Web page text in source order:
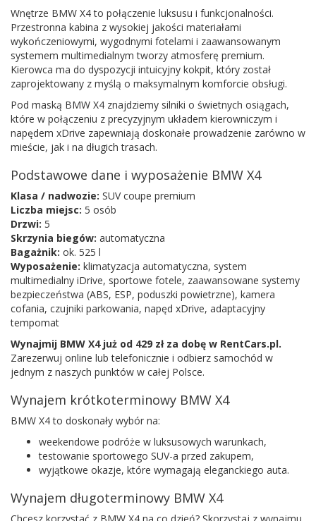
Wnętrze BMW X4 to połączenie luksusu i funkcjonalności.
Przestronna kabina z wysokiej jakości materiałami
wykończeniowymi, wygodnymi fotelami i zaawansowanym
systemem multimedialnym tworzy atmosferę premium.
Kierowca ma do dyspozycji intuicyjny kokpit, który został
zaprojektowany z myślą o maksymalnym komforcie obsługi.
Pod maską BMW X4 znajdziemy silniki o świetnych osiągach,
które w połączeniu z precyzyjnym układem kierowniczym i
napędem xDrive zapewniają doskonałe prowadzenie zarówno w
mieście, jak i na długich trasach.
Podstawowe dane i wyposażenie BMW X4
Klasa / nadwozie: SUV coupe premium
Liczba miejsc: 5 osób
Drzwi: 5
Skrzynia biegów: automatyczna
Bagażnik: ok. 525 l
Wyposażenie: klimatyzacja automatyczna, system
multimedialny iDrive, sportowe fotele, zaawansowane systemy
bezpieczeństwa (ABS, ESP, poduszki powietrzne), kamera
cofania, czujniki parkowania, napęd xDrive, adaptacyjny
tempomat
Wynajmij BMW X4 już od 429 zł za dobę w RentCars.pl.
Zarezerwuj online lub telefonicznie i odbierz samochód w
jednym z naszych punktów w całej Polsce.
Wynajem krótkoterminowy BMW X4
BMW X4 to doskonały wybór na:
weekendowe podróże w luksusowych warunkach,
testowanie sportowego SUV-a przed zakupem,
wyjątkowe okazje, które wymagają eleganckiego auta.
Wynajem długoterminowy BMW X4